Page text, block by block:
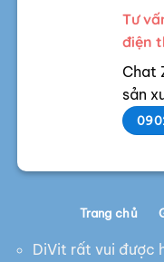
Tư
điện
Chat
sản
DiVit rất vui được
Trang chủ